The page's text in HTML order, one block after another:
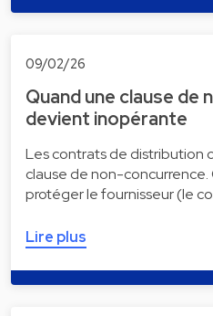
09/02/26
Quand une clause de
devient inopérante
Les contrats de distribution
clause de non-concurrence.
protéger le fournisseur (le
Lire plus